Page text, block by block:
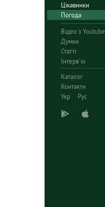
Цікавинки
Погода
Відео з Youtube
Думки
Статті
Інтерв`ю
Каталог
Контакти
Укр
Рус